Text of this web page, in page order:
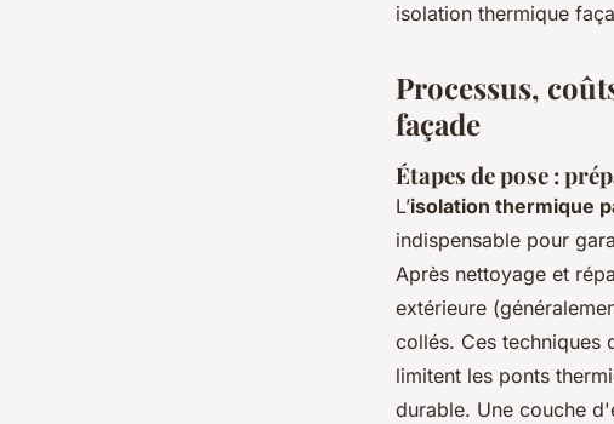
isolation thermique
Processus,
façade
Étapes de pose :
L’isolation thermique
indispensable pour
Après nettoyage et
extérieure
collés. Ces techniques
limitent les ponts
durable. Une couche